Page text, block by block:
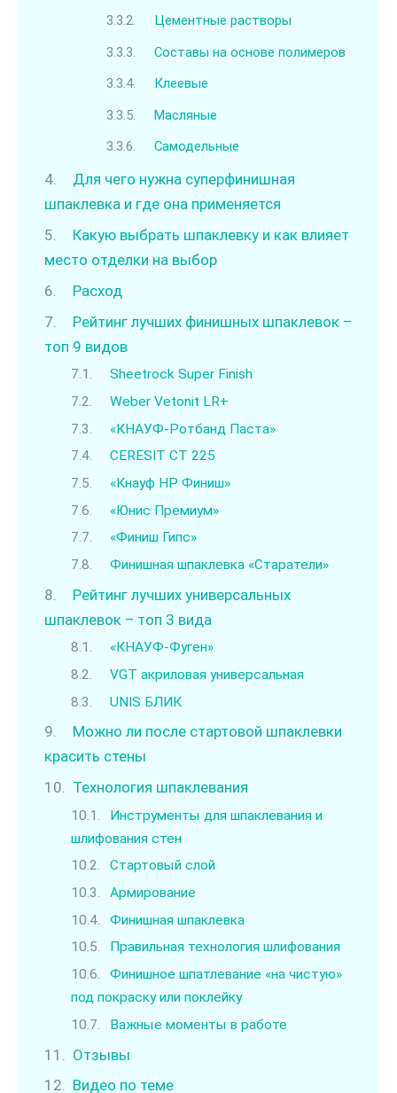
Цементные растворы
Составы на основе полимеров
Клеевые
Масляные
Самодельные
Для чего нужна суперфинишная
шпаклевка и где она применяется
Какую выбрать шпаклевку и как влияет
место отделки на выбор
Расход
Рейтинг лучших финишных шпаклевок –
топ 9 видов
Sheetrock Super Finish
Weber Vetonit LR+
«КНАУФ-Ротбанд Паста»
CERESIT CT 225
«Кнауф НР Финиш»
«Юнис Премиум»
«Финиш Гипс»
Финишная шпаклевка «Старатели»
Рейтинг лучших универсальных
шпаклевок – топ 3 вида
«КНАУФ-Фуген»
VGT акриловая универсальная
UNIS БЛИК
Можно ли после стартовой шпаклевки
красить стены
Технология шпаклевания
Инструменты для шпаклевания и
шлифования стен
Стартовый слой
Армирование
Финишная шпаклевка
Правильная технология шлифования
Финишное шпатлевание «на чистую»
под покраску или поклейку
Важные моменты в работе
Отзывы
Видео по теме